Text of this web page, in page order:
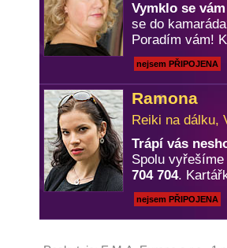
Vymklo se
se do
Poradím vám!
nejsem PŘIPOJENA
Ramona
Reiki na dálku,
Trápí vás
Spolu
704 704.
nejsem PŘIPOJENA